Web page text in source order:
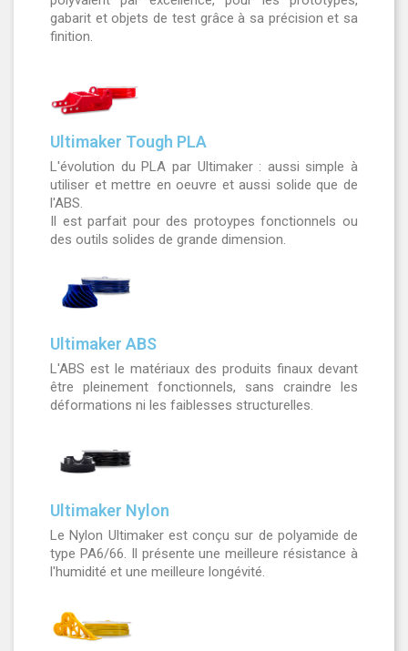
gabarit et objets de test grâce à sa précision et sa
finition.
Ultimaker Tough PLA
L'évolution du PLA par Ultimaker : aussi simple à
utiliser et mettre en oeuvre et aussi solide que de
l'ABS.
Il est parfait pour des protoypes fonctionnels ou
des outils solides de grande dimension.
Ultimaker ABS
L'ABS est le matériaux des produits finaux devant
être pleinement fonctionnels, sans craindre les
déformations ni les faiblesses structurelles.
Ultimaker Nylon
Le Nylon Ultimaker est conçu sur de polyamide de
type PA6/66. Il présente une meilleure résistance à
l'humidité et une meilleure longévité.